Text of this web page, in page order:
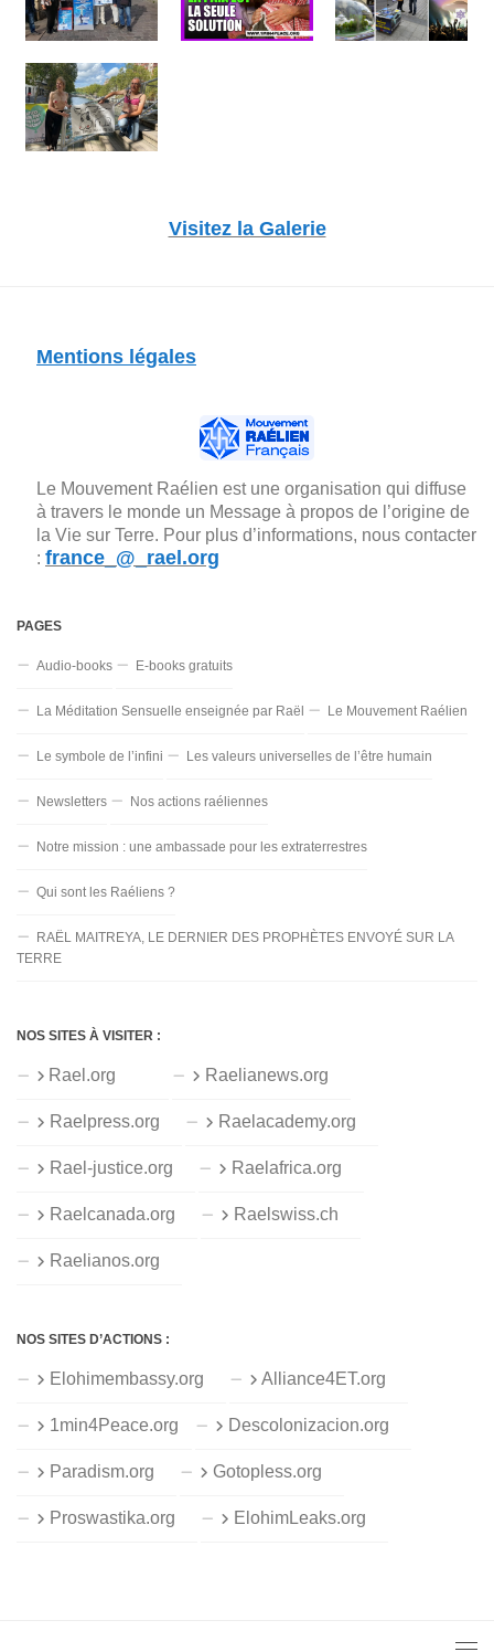
Visitez la Galerie
Mentions légales
Le Mouvement Raélien est une organisation qui diffuse
à travers le monde un Message à propos de l’origine de
la Vie sur Terre. Pour plus d’informations, nous contacter
: france_@_rael.org
PAGES
Audio-books E-books gratuits
La Méditation Sensuelle enseignée par Raël Le Mouvement Raélien
Le symbole de l’infini Les valeurs universelles de l’être humain
Newsletters Nos actions raéliennes
Notre mission : une ambassade pour les extraterrestres
Qui sont les Raéliens ?
RAËL MAITREYA, LE DERNIER DES PROPHÈTES ENVOYÉ SUR LA
TERRE
NOS SITES À VISITER :
Rael.org Raelianews.org
Raelpress.org Raelacademy.org
Rael-justice.org Raelafrica.org
Raelcanada.org Raelswiss.ch
Raelianos.org
NOS SITES D’ACTIONS :
Elohimembassy.org Alliance4ET.org
1min4Peace.org Descolonizacion.org
Paradism.org Gotopless.org
Proswastika.org ElohimLeaks.org